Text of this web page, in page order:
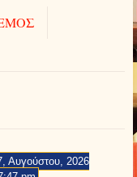
Αυγούστου, 2026